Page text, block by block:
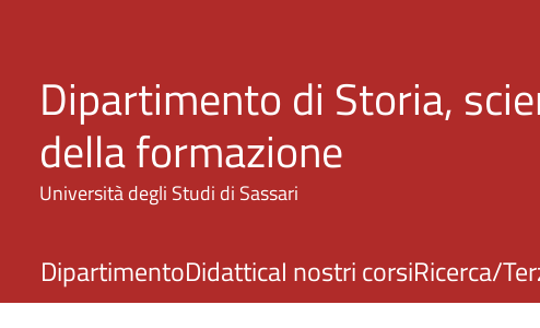
Dipartimento di Storia,
della formazione
Università degli Studi di Sassari
DipartimentoDidatticaI nostri corsiRicerca/